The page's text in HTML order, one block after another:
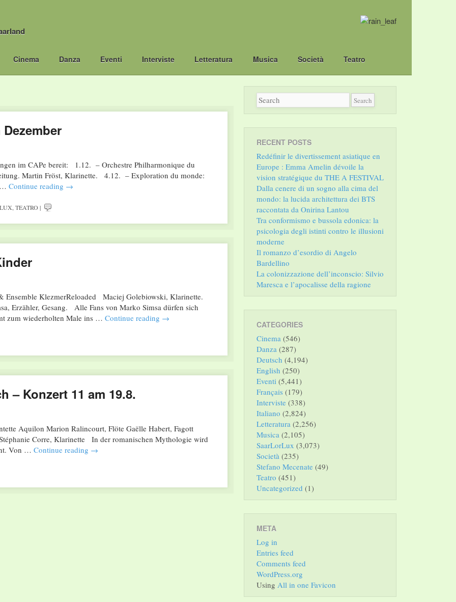
Cinema Danza Eventi Interviste Letteratura Musica Società Teatro
im CAPe bereit: 1.12. – Orchestre Philharmonique du
Martin Fröst, Klarinette. 4.12. – Exploration du monde:
… Continue reading →
,TEATRO|
Ensemble KlezmerReloaded Maciej Golebiowski, Klarinette.
Erzähler, Gesang. Alle Fans von Marko Simsa dürfen sich
zum wiederholten Male ins … Continue reading →
– Konzert 11 am 19.8.
Aquilon Marion Ralincourt, Flöte Gaëlle Habert, Fagott
Corre, Klarinette In der romanischen Mythologie wird
Von … Continue reading →
RECENT POSTS
Redéfinir le divertissement asiatique en
Europe : Emma Amelin dévoile la
vision stratégique du THE A FESTIVAL
Dalla cenere di un sogno alla cima del
mondo: la lucida architettura dei BTS
raccontata da Onirina Lantou
Tra conformismo e bussola edonica: la
psicologia degli istinti contro le illusioni
moderne
Il romanzo d’esordio di Angelo
Bardellino
La colonizzazione dell’inconscio: Silvio
Maresca e l’apocalisse della ragione
CATEGORIES
Cinema (546)
Danza (287)
Deutsch (4,194)
English (250)
Eventi (5,441)
Français (179)
Interviste (338)
Italiano (2,824)
Letteratura (2,256)
Musica (2,105)
SaarLorLux (3,073)
Società (235)
Stefano Mecenate (49)
Teatro (451)
Uncategorized (1)
META
Log in
Entries feed
Comments feed
WordPress.org
Using All in one Favicon